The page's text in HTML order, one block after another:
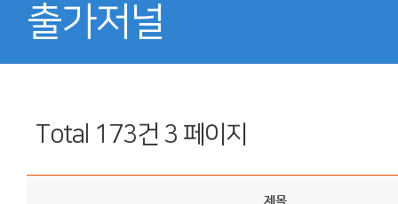
출가저널
Total 173건 3 페이지
제목